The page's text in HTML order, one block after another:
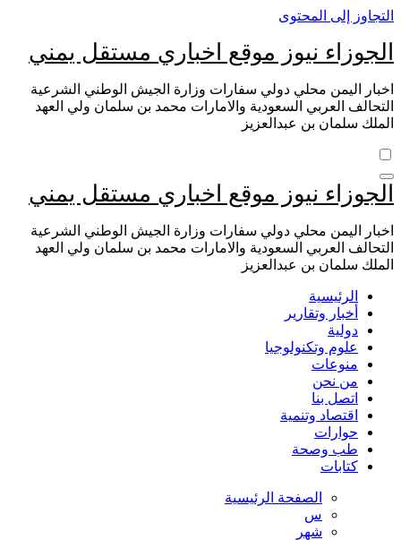
التجاوز إلى المحتوى
الجوزاء نيوز موقع اخباري مستقل يمني
اخبار اليمن محلي دولي سفارات وزارة الجيش الوطني الشرعية
التحالف العربي السعودية والامارات محمد بن سلمان ولي العهد
الملك سلمان بن عبدالعزيز
الجوزاء نيوز موقع اخباري مستقل يمني
اخبار اليمن محلي دولي سفارات وزارة الجيش الوطني الشرعية
التحالف العربي السعودية والامارات محمد بن سلمان ولي العهد
الملك سلمان بن عبدالعزيز
الرئيسية
أخبار وتقارير
دولية
علوم وتكنولوجيا
منوعات
من نحن
اتصل بنا
اقتصاد وتنمية
حوارات
طب وصحة
كتابات
الصفحة الرئيسية
س
شهر